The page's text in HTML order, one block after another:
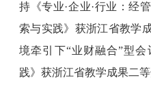
持《专业·企业·行业：经
索与实践》获浙江省教学
境牵引下“业财融合”型
践》获浙江省教学成果二等